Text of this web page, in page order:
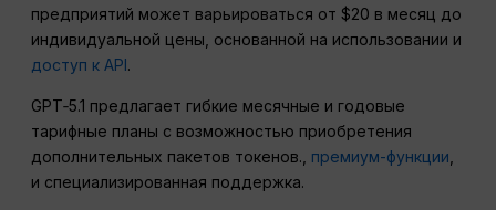
предприятий может варьироваться от $20 в месяц до
индивидуальной цены, основанной на использовании и
доступ к API.
GPT‑5.1 предлагает гибкие месячные и годовые
тарифные планы с возможностью приобретения
дополнительных пакетов токенов., премиум-функции,
и специализированная поддержка.